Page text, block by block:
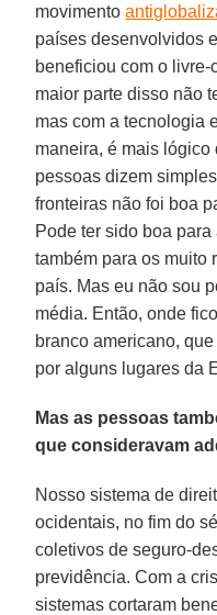
movimento
países desenvolvidos
beneficiou com o
maior parte disso não
mas com a tecnologia
maneira, é mais
pessoas dizem
fronteiras não foi boa
Pode ter sido boa
também para os muito
país. Mas eu não sou
média. Então, onde
branco americano,
por alguns lugares da
Mas as pessoas
que consideravam
Nosso sistema de
ocidentais, no fim do
coletivos de seguro-
previdência. Com a
sistemas cortaram